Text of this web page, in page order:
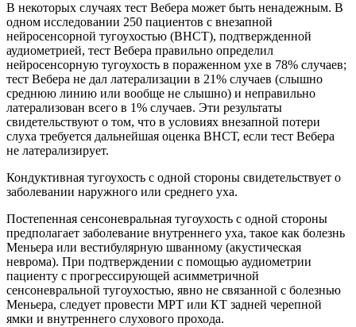
В некоторых случаях тест Вебера может быть ненадежным. В
одном исследовании 250 пациентов с внезапной
нейросенсорной тугоухостью (ВНСТ), подтвержденной
аудиометрией, тест Вебера правильно определил
нейросенсорную тугоухость в пораженном ухе в 78% случаев;
тест Вебера не дал латерализации в 21% случаев (слышно
среднюю линию или вообще не слышно) и неправильно
латерализован всего в 1% случаев. Эти результаты
свидетельствуют о том, что в условиях внезапной потери
слуха требуется дальнейшая оценка ВНСТ, если тест Вебера
не латерализирует.
Кондуктивная тугоухость с одной стороны свидетельствует о
заболевании наружного или среднего уха.
Постепенная сенсоневральная тугоухость с одной стороны
предполагает заболевание внутреннего уха, такое как болезнь
Меньера или вестибулярную шванному (акустическая
неврома). При подтверждении с помощью аудиометрии
пациенту с прогрессирующей асимметричной
сенсоневральной тугоухостью, явно не связанной с болезнью
Меньера, следует провести МРТ или КТ задней черепной
ямки и внутреннего слухового прохода.